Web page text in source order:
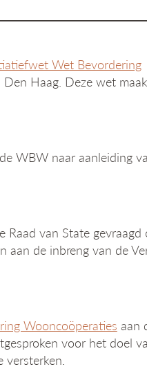
Wet Bevordering
Haag. Deze wet
WBW naar aanleiding
Raad van State gevraagd
aan de inbreng van de
Wooncoöperaties aan
voor het doel
versterken.